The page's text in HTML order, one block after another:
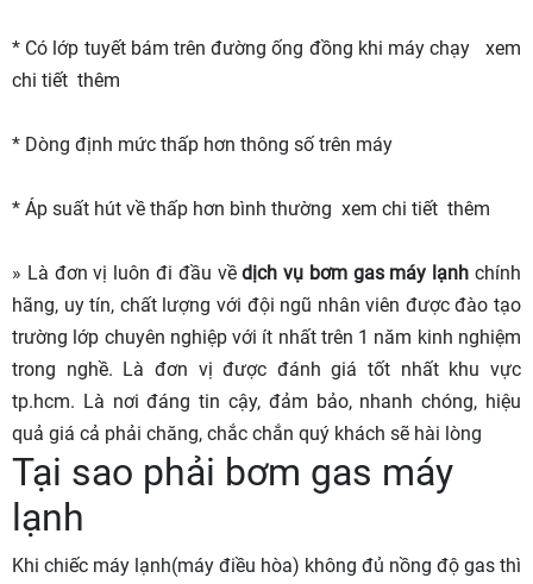
* Có lớp tuyết bám trên đường ống đồng khi máy chạy xem
chi tiết thêm
* Dòng định mức thấp hơn thông số trên máy
* Áp suất hút về thấp hơn bình thường xem chi tiết thêm
» Là đơn vị luôn đi đầu vềdịch vụ bơm gas máy lạnh chính
hãng, uy tín, chất lượng với đội ngũ nhân viên được đào tạo
trường lớp chuyên nghiệp với ít nhất trên 1 năm kinh nghiệm
trong nghề. Là đơn vị được đánh giá tốt nhất khu vực
tp.hcm. Là nơi đáng tin cậy, đảm bảo, nhanh chóng, hiệu
quả giá cả phải chăng, chắc chắn quý khách sẽ hài lòng
Tại sao phải bơm gas máy
lạnh
Khi chiếc máy lạnh(máy điều hòa) không đủ nồng độ gas thì